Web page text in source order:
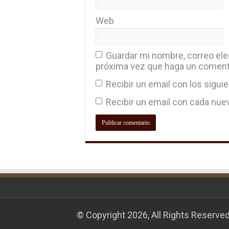
Web
Guardar mi nombre, correo
próxima vez que haga un
Recibir un email con los
Recibir un email con cada
© Copyright 2026, All Rights